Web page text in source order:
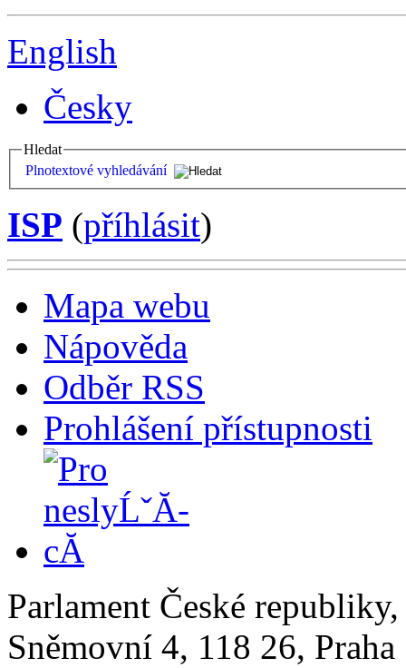
English
Česky
Hledat
Plnotextové vyhledávání
ISP (příhlásit)
Mapa webu
Nápověda
Odběr RSS
Prohlášení přístupnosti
Parlament České
Sněmovní 4, 118 26,